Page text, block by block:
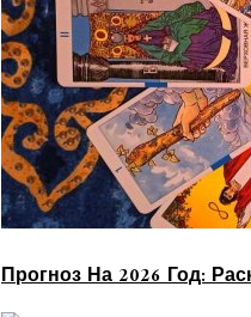
Прогноз На 2026 Год: